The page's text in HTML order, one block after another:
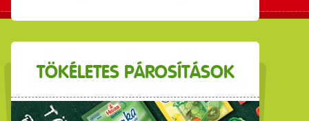
TÖKÉLETES PÁROSÍTÁSOK